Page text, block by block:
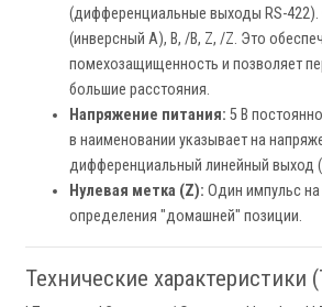
(дифференциальные выходы RS-422).
(инверсный A), B, /B, Z, /Z. Это
помехозащищенность и позволяет
большие расстояния.
Напряжение питания: 5 В
в наименовании указывает на
дифференциальный линейный выход
Нулевая метка (Z): Один импульс
определения "домашней" позиции.
Технические характеристики